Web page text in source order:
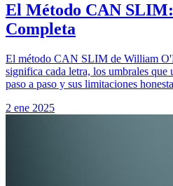
El Método CAN
Completa
El método CAN SLIM de William
significa cada letra, los umbrales
paso a paso y sus limitaciones
2 ene 2025